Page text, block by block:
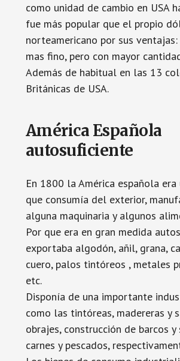
como unidad de cambio en USA
fue más popular que el propio
norteamericano por sus
mas fino, pero con mayor
Además de habitual en las 13
Británicas de USA.
América Española
autosuficiente
En 1800 la América española era
que consumía del exterior,
alguna maquinaria y algunos
Por que era en gran medida
exportaba algodón, añil, grana,
cuero, palos tintóreos , metales
etc.
Disponía de una importante
como las tintóreas, madereras y
obrajes, construcción de barcos
carnes y pescados,